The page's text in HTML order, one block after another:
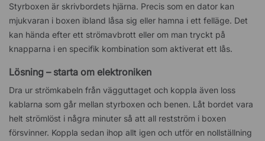
Styrboxen är skrivbordets hjärna. Precis som en dator kan
mjukvaran i boxen ibland låsa sig eller hamna i ett felläge. Det
kan hända efter ett strömavbrott eller om man tryckt på
knapparna i en specifik kombination som aktiverat ett lås.
Lösning – starta om elektroniken
Dra ur strömkabeln från vägguttaget och koppla även loss
kablarna som går mellan styrboxen och benen. Låt bordet vara
helt strömlöst i några minuter så att all restström i boxen
försvinner. Koppla sedan ihop allt igen och utför en nollställning